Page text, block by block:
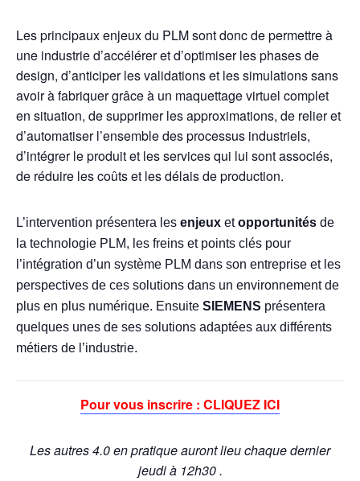
Les principaux enjeux du PLM sont donc de permettre à
une industrie d’accélérer et d’optimiser les phases de
design, d’anticiper les validations et les simulations sans
avoir à fabriquer grâce à un maquettage virtuel complet
en situation, de supprimer les approximations, de relier et
d’automatiser l’ensemble des processus industriels,
d’intégrer le produit et les services qui lui sont associés,
de réduire les coûts et les délais de production.
L’intervention présentera les enjeux etopportunités de
la technologie PLM, les freins et points clés pour
l’intégration d’un système PLM dans son entreprise et les
perspectives de ces solutions dans un environnement de
plus en plus numérique. Ensuite SIEMENS présentera
quelques unes de ses solutions adaptées aux différents
métiers de l’industrie.
Pour vous inscrire : CLIQUEZ ICI
Les autres 4.0 en pratique auront lieu chaque dernier
jeudi à 12h30 .